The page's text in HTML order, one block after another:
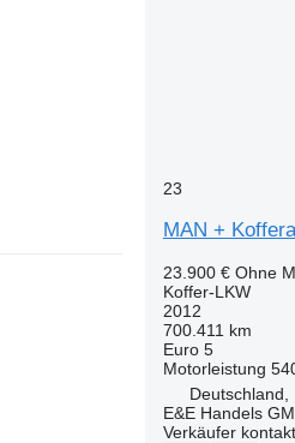
23
MAN +
23.900 € Ohne
Koffer-LKW
2012
700.411 km
Euro 5
Motorleistung
Deutschland,
E&E Handels
Verkäufer